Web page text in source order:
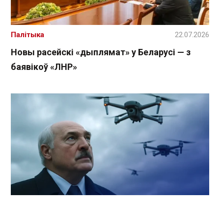
Новы расейскі «дыплямат» у Беларусі — з
баявікоў «ЛНР»
Палітыка 22.07.2026